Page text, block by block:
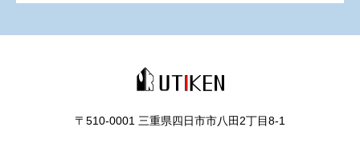
〒510-0001 三重県四日市市八田2丁目8‐1